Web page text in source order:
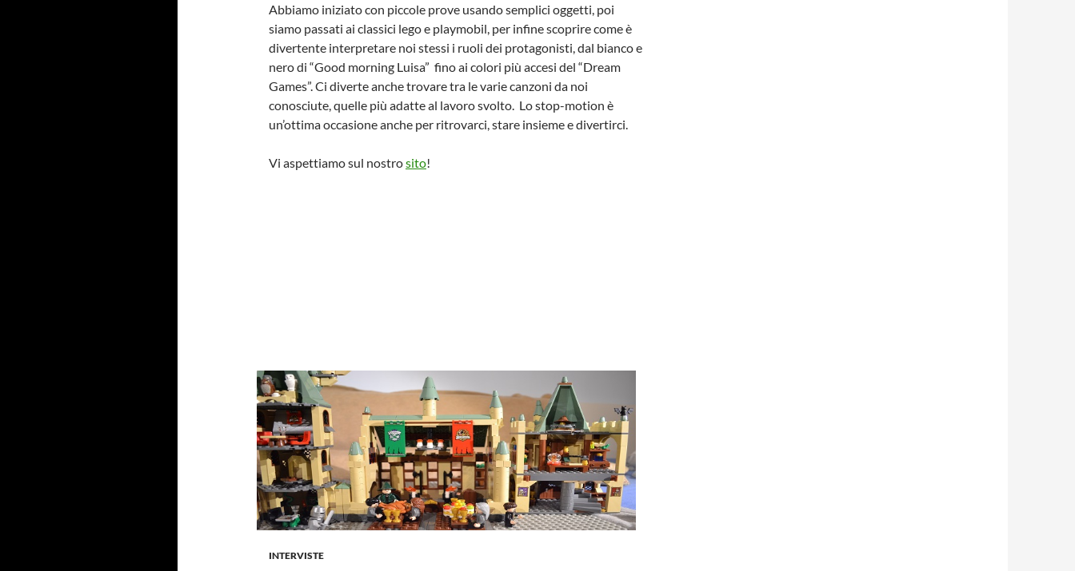
Abbiamo iniziato con piccole prove usando semplici oggetti, poi
siamo passati ai classici lego e playmobil, per infine scoprire come è
divertente interpretare noi stessi i ruoli dei protagonisti, dal bianco e
nero di “Good morning Luisa” fino ai colori più accesi del “Dream
Games”. Ci diverte anche trovare tra le varie canzoni da noi
conosciute, quelle più adatte al lavoro svolto. Lo stop-motion è
un’ottima occasione anche per ritrovarci, stare insieme e divertirci.
Vi aspettiamo sul nostrosito!
INTERVISTE